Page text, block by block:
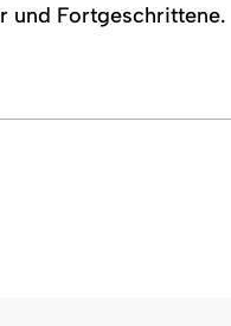
und Fortgeschrittene.